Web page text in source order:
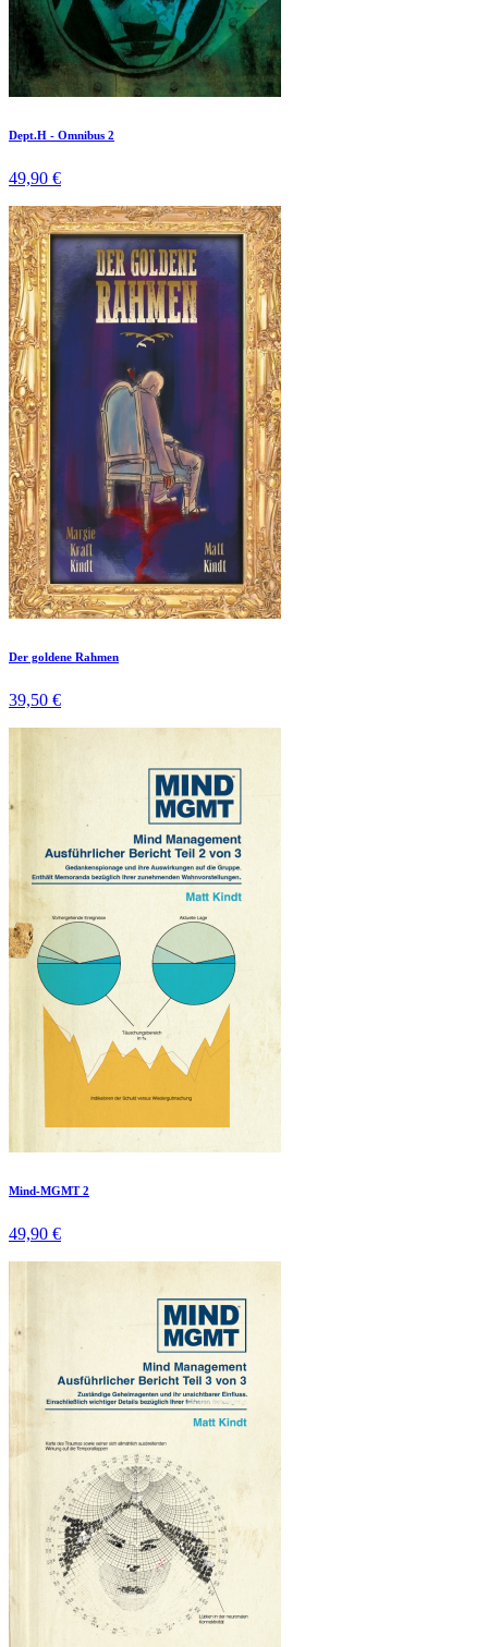
Dept.H - Omnibus 2
49,90 €
Der goldene Rahmen
39,50 €
Mind-MGMT 2
49,90 €